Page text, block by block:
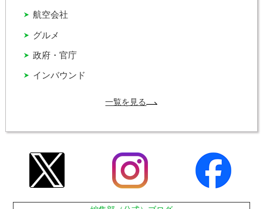
インバウンド
グルメ
政府・官庁
航空会社
一覧を見る